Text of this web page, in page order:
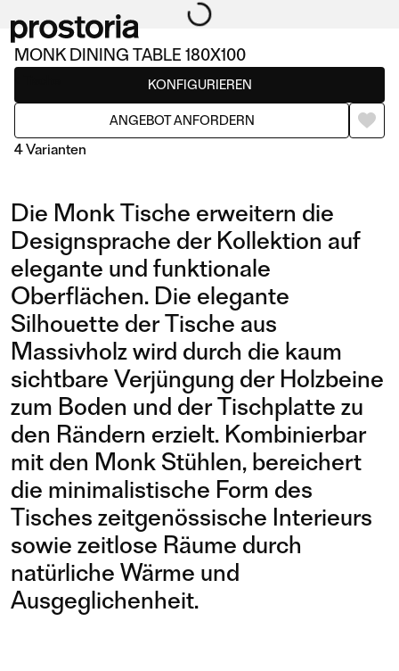
MONK DINING TABLE 180X100
KONFIGURIEREN
ANGEBOT ANFORDERN
4 Varianten
DINING TABLE 180X100 DINING TABLE 200X100
Die Monk Tische erweitern die
Designsprache der Kollektion auf
elegante und funktionale
Oberflächen. Die elegante
Silhouette der Tische aus
Massivholz wird durch die kaum
sichtbare Verjüngung der Holzbeine
zum Boden und der Tischplatte zu
den Rändern erzielt. Kombinierbar
mit den Monk Stühlen, bereichert
die minimalistische Form des
Tisches zeitgenössische Interieurs
sowie zeitlose Räume durch
natürliche Wärme und
Ausgeglichenheit.